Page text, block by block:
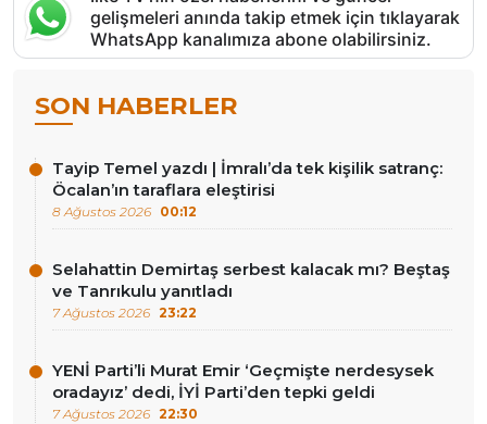
gelişmeleri anında takip etmek için tıklayarak
WhatsApp kanalımıza abone olabilirsiniz.
SON HABERLER
Tayip Temel yazdı | İmralı’da tek kişilik satranç:
Öcalan’ın taraflara eleştirisi
8 Ağustos 2026 00:12
Selahattin Demirtaş serbest kalacak mı? Beştaş
ve Tanrıkulu yanıtladı
7 Ağustos 2026 23:22
YENİ Parti’li Murat Emir ‘Geçmişte nerdesysek
oradayız’ dedi, İYİ Parti’den tepki geldi
7 Ağustos 2026 22:30